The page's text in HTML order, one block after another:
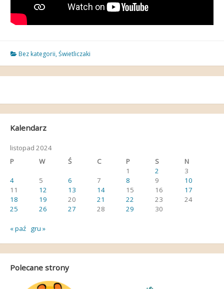
Bez kategorii,Świetliczaki
Kalendarz
listopad 2024
P
W Ś C P S
N
1
2
3
4
5 6 7 8 9
10
11
12 13 14 15 16
17
18
19 20 21 22 23
24
25
26 27 28 29 30
« paź gru »
Polecane strony